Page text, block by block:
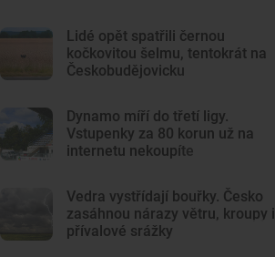
Lidé opět spatřili černou
kočkovitou šelmu, tentokrát na
Českobudějovicku
Dynamo míří do třetí ligy.
Vstupenky za 80 korun už na
internetu nekoupíte
Vedra vystřídají bouřky. Česko
zasáhnou nárazy větru, kroupy i
přívalové srážky